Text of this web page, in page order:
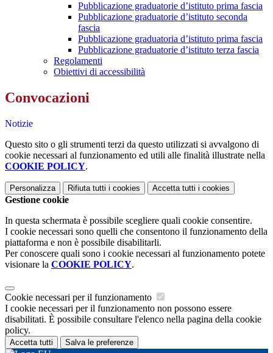
Pubblicazione graduatorie d’istituto prima fascia
Pubblicazione graduatorie d’istituto seconda
fascia
Pubblicazione graduatoria d’istituto prima fascia
Pubblicazione graduatorie d’istituto terza fascia
Regolamenti
Obiettivi di accessibilità
Convocazioni
Notizie
Questo sito o gli strumenti terzi da questo utilizzati si avvalgono di
cookie necessari al funzionamento ed utili alle finalità illustrate nella
COOKIE POLICY.
Personalizza Rifiuta tutti i cookies Accetta tutti i cookies
Gestione cookie
In questa schermata è possibile scegliere quali cookie consentire.
I cookie necessari sono quelli che consentono il funzionamento della
piattaforma e non è possibile disabilitarli.
Per conoscere quali sono i cookie necessari al funzionamento potete
visionare la COOKIE POLICY.
Cookie necessari per il funzionamento
I cookie necessari per il funzionamento non possono essere
disabilitati. È possibile consultare l'elenco nella pagina della cookie
policy.
Accetta tutti Salva le preferenze